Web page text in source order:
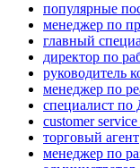
популярные
менеджер по
главный
директор по
руководитель
менеджер по
специалист
customer
торговый агент
менеджер по